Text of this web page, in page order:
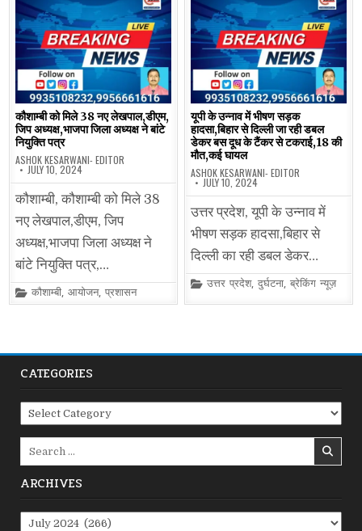
कौशाम्बी को मिले 38 नए लेखपाल,डीएम,
जिप अध्यक्ष,भाजपा जिला अध्यक्ष ने बांटे
नियुक्ति पत्र
ASHOK KESARWANI- EDITOR
JULY 10, 2024
कौशाम्बी, कौशाम्बी को मिले 38
नए लेखपाल,डीएम, जिप
अध्यक्ष,भाजपा जिला अध्यक्ष ने
बांटे नियुक्ति पत्र,…
Posted
in
कौशाम्बी,आयोजन,प्रशासन
यूपी के उन्नाव में भीषण सड़क
हादसा,बिहार से दिल्ली जा रही डबल
डेकर बस दूध के टैंकर से टकराई,18 की
मौत,कई घायल
ASHOK KESARWANI- EDITOR
JULY 10, 2024
उत्तर प्रदेश, यूपी के उन्नाव में
भीषण सड़क हादसा,बिहार से
दिल्ली का रही डबल डेकर…
Posted
उत्तर प्रदेश,दुर्घटना,ब्रेकिंग न्यूज़
CATEGORIES
Categories
ARCHIVES
Archives